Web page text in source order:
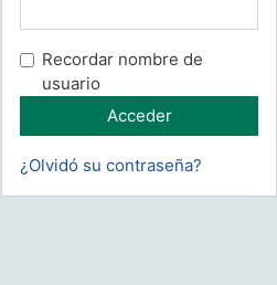
Recordar nombre de
usuario
¿Olvidó su contraseña?